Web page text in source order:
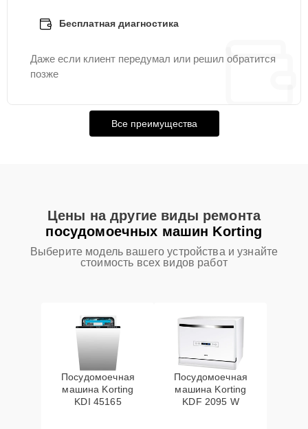
Бесплатная диагностика
Даже если клиент передумал или решил обратится
позже
Все преимущества
Цены на другие виды ремонта
посудомоечных машин Korting
Выберите модель вашего устройства и узнайте
стоимость всех видов работ
Посудомоечная
машина Korting
KDI 45165
Посудомоечная
машина Korting
KDF 2095 W